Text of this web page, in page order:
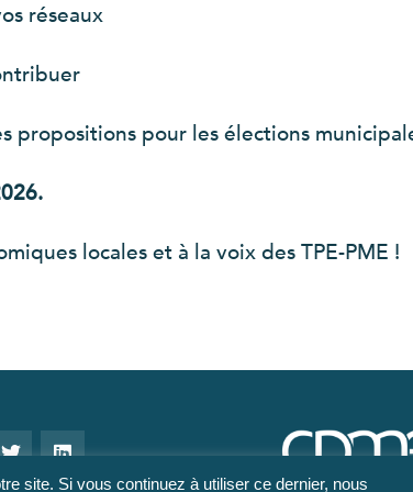
réseaux
propositions pour les élections
locales et à la voix des TPE-PME !
site. Si vous continuez à utiliser ce dernier, nous